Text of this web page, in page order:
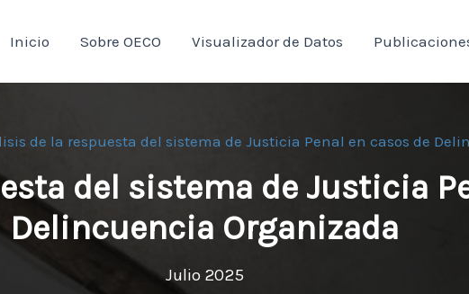
Inicio Sobre OECO Visualizador de Datos
de la respuesta del sistema de Justicia Penal en casos de
del sistema de Justicia
Delincuencia Organizada
Julio 2025